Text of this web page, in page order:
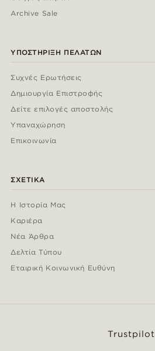
Archive Sale
ΥΠΟΣΤΉΡΙΞΗ ΠΕΛΑΤΏΝ
Συχνές Ερωτήσεις
Δημιουργία Επιστροφής
Δείτε επιλογές αποστολής
Υπαναχώρηση
Επικοινωνία
ΣΧΕΤΙΚΆ
Η Ιστορία Μας
Καριέρα
Νέα Άρθρα
Δελτία Τύπου
Εταιρική Κοινωνική Ευθύνη
Trustpilot